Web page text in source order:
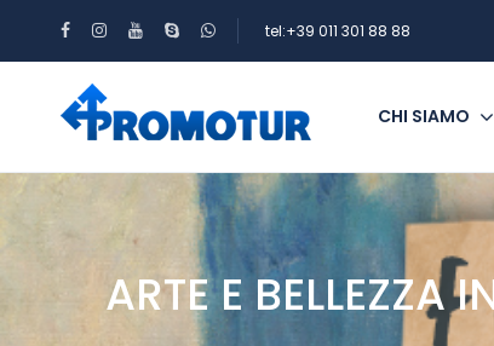
tel:+39 011 301 88 88
CHI SIAMO
ARTE E BELLEZZA